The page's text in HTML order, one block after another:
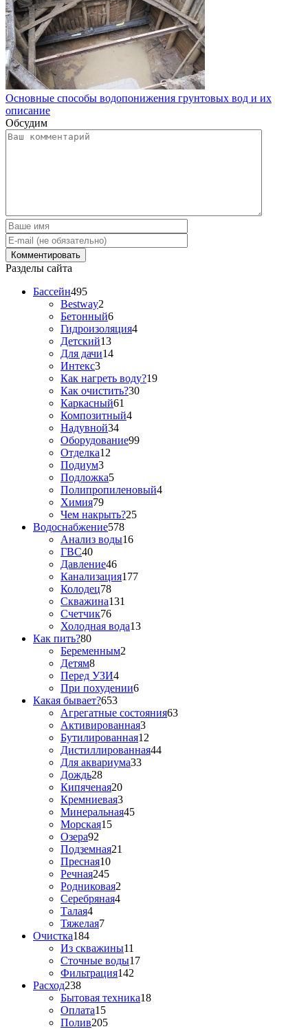
Основные способы водопонижения грунтовых вод и их
описание
Обсудим
Разделы сайта
Бассейн495
Bestway2
Бетонный6
Гидроизоляция4
Детский13
Для дачи14
Интекс3
Как нагреть воду?19
Как очистить?30
Каркасный61
Композитный4
Надувной34
Оборудование99
Отделка12
Подиум3
Подложка5
Полипропиленовый4
Химия79
Чем накрыть?25
Водоснабжение578
Анализ воды16
ГВС40
Давление46
Канализация177
Колодец78
Скважина131
Счетчик76
Холодная вода13
Как пить?80
Беременным2
Детям8
Перед УЗИ4
При похудении6
Какая бывает?653
Агрегатные состояния63
Активированная3
Бутилированная12
Дистиллированная44
Для аквариума33
Дождь28
Кипяченая20
Кремниевая3
Минеральная45
Морская15
Озера92
Подземная21
Пресная10
Речная245
Родниковая2
Серебряная4
Талая4
Тяжелая7
Очистка184
Из скважины11
Сточные воды17
Фильтрация142
Расход238
Бытовая техника18
Оплата15
Полив205